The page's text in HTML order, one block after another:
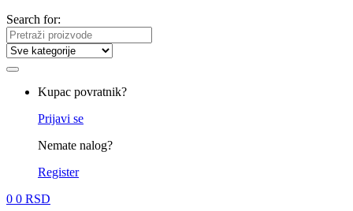
Search for:
Kupac povratnik?
Prijavi se
Nemate nalog?
Register
0 0 RSD